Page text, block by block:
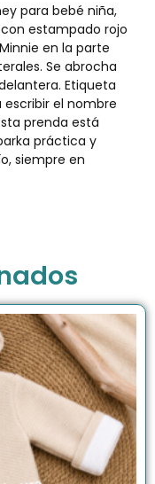
para bebé niña,
estampado rojo
en la parte
Se abrocha
Etiqueta
el nombre
prenda está
práctica y
siempre en